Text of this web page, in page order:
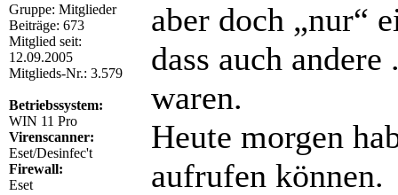
Gruppe: Mitglieder
Beiträge: 673
Mitglied seit:
12.09.2005
Mitglieds-Nr.: 3.579
Betriebssystem:
WIN 11 Pro
Virenscanner:
Eset/Desinfec't
Firewall:
Eset
aber doch „nur“
dass auch
waren.
Heute morgen
aufrufen können.